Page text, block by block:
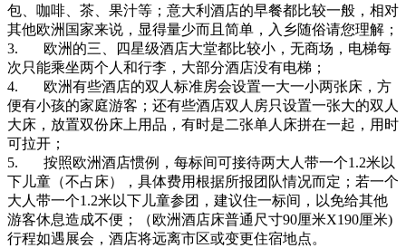
包、咖啡、茶、果汁等；意大利酒店的早餐都比较一般，相对
其他欧洲国家来说，显得量少而且简单，入乡随俗请您理解；
3. 欧洲的三、四星级酒店大堂都比较小，无商场，电梯每
次只能乘坐两个人和行李，大部分酒店没有电梯；
4. 欧洲有些酒店的双人标准房会设置一大一小两张床，方
便有小孩的家庭游客；还有些酒店双人房只设置一张大的双人
大床，放置双份床上用品，有时是二张单人床拼在一起，用时
可拉开；
5. 按照欧洲酒店惯例，每标间可接待两大人带一个1.2米以
下儿童（不占床），具体费用根据所报团队情况而定；若一个
大人带一个1.2米以下儿童参团，建议住一标间，以免给其他
游客休息造成不便；（欧洲酒店床普通尺寸90厘米X190厘米)
行程如遇展会，酒店将远离市区或变更住宿地点。